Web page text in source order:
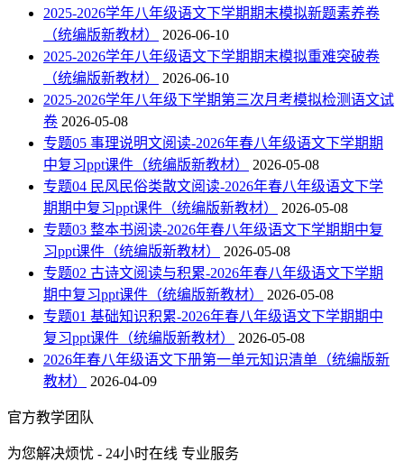
2025-2026学年八年级语文下学期期末模拟新题素养卷
（统编版新教材）
2026-06-10
2025-2026学年八年级语文下学期期末模拟重难突破卷
（统编版新教材）
2026-06-10
2025-2026学年八年级下学期第三次月考模拟检测语文试
卷 2026-05-08
专题05 事理说明文阅读-2026年春八年级语文下学期期
中复习ppt课件（统编版新教材）
2026-05-08
专题04 民风民俗类散文阅读-2026年春八年级语文下学
期期中复习ppt课件（统编版新教材）
2026-05-08
专题03 整本书阅读-2026年春八年级语文下学期期中复
习ppt课件（统编版新教材）
2026-05-08
专题02 古诗文阅读与积累-2026年春八年级语文下学期
期中复习ppt课件（统编版新教材）
2026-05-08
专题01 基础知识积累-2026年春八年级语文下学期期中
复习ppt课件（统编版新教材）
2026-05-08
2026年春八年级语文下册第一单元知识清单（统编版新
教材）
2026-04-09
官方教学团队
为您解决烦忧 - 24小时在线 专业服务